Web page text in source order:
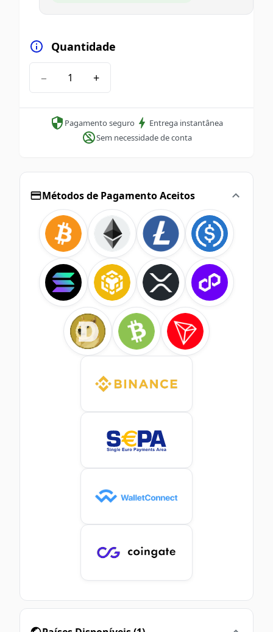
Quantidade
− +
Pagamento seguro
Entrega instantânea
Sem necessidade de conta
Métodos de Pagamento Aceitos